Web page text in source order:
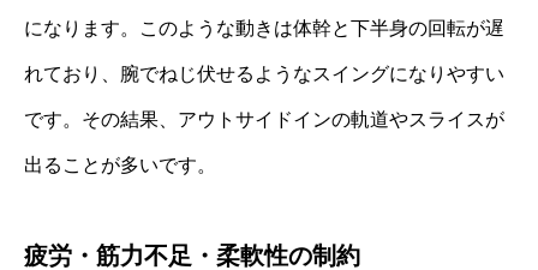
になります。このような動きは体幹と下半身の回転が遅
れており、腕でねじ伏せるようなスイングになりやすい
です。その結果、アウトサイドインの軌道やスライスが
出ることが多いです。
疲労・筋力不足・柔軟性の制約